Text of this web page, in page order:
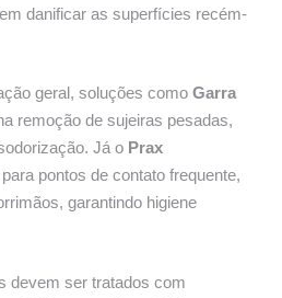
danificar as superfícies recém-
geral, soluções como Garra
remoção de sujeiras pesadas,
Já o Prax
pontos de contato frequente,
garantindo higiene
devem ser tratados com